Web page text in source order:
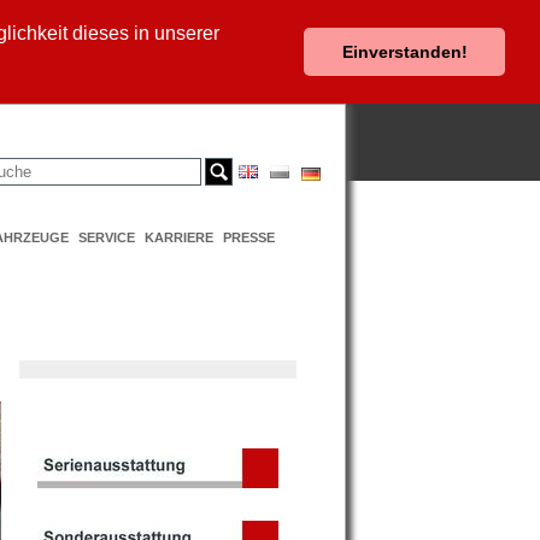
dieses in unserer
Einverstanden!
SERVICE KARRIERE PRESSE